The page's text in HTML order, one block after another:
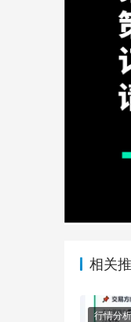
相关
行情分析